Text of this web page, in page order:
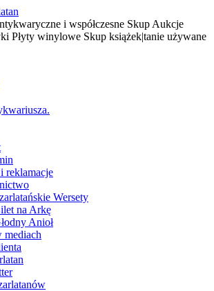
i współczesne Skup Aukcje
Płyty winylowe Skup książek|tanie używane
reklamacje
Wersety
na Arkę
Anioł
mediach